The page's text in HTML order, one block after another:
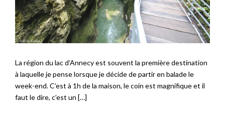
La région du lac d’Annecy est souvent la première destination
à laquelle je pense lorsque je décide de partir en balade le
week-end. C’est à 1h de la maison, le coin est magnifique et il
faut le dire, c’est un […]